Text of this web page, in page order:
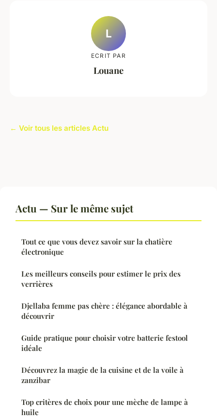
L
ECRIT PAR
Louane
← Voir tous les articles Actu
Actu — Sur le même sujet
Tout ce que vous devez savoir sur la chatière
électronique
Les meilleurs conseils pour estimer le prix des
verrières
Djellaba femme pas chère : élégance abordable à
découvrir
Guide pratique pour choisir votre batterie festool
idéale
Découvrez la magie de la cuisine et de la voile à
zanzibar
Top critères de choix pour une mèche de lampe à
huile